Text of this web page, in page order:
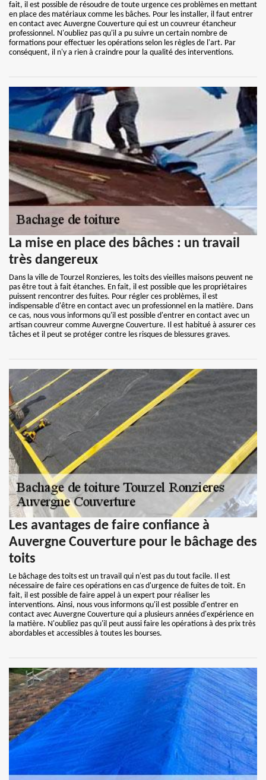
fait, il est possible de résoudre de toute urgence ces problèmes en mettant
en place des matériaux comme les bâches. Pour les installer, il faut entrer
en contact avec Auvergne Couverture qui est un couvreur étancheur
professionnel. N'oubliez pas qu'il a pu suivre un certain nombre de
formations pour effectuer les opérations selon les règles de l'art. Par
conséquent, il n'y a rien à craindre pour la qualité des interventions.
La mise en place des bâches : un travail
très dangereux
Dans la ville de Tourzel Ronzieres, les toits des vieilles maisons peuvent ne
pas être tout à fait étanches. En fait, il est possible que les propriétaires
puissent rencontrer des fuites. Pour régler ces problèmes, il est
indispensable d'être en contact avec un professionnel en la matière. Dans
ce cas, nous vous informons qu'il est possible d'entrer en contact avec un
artisan couvreur comme Auvergne Couverture. Il est habitué à assurer ces
tâches et il peut se protéger contre les risques de blessures graves.
Les avantages de faire confiance à
Auvergne Couverture pour le bâchage des
toits
Le bâchage des toits est un travail qui n'est pas du tout facile. Il est
nécessaire de faire ces opérations en cas d'urgence de fuites de toit. En
fait, il est possible de faire appel à un expert pour réaliser les
interventions. Ainsi, nous vous informons qu'il est possible d'entrer en
contact avec Auvergne Couverture qui a plusieurs années d'expérience en
la matière. N'oubliez pas qu'il peut aussi faire les opérations à des prix très
abordables et accessibles à toutes les bourses.